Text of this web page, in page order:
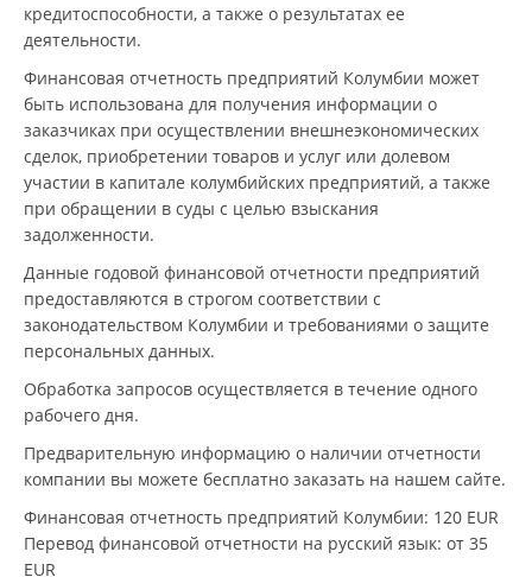
кредитоспособности, а также о результатах ее
деятельности.
Финансовая отчетность предприятий Колумбии может
быть использована для получения информации о
заказчиках при осуществлении внешнеэкономических
сделок, приобретении товаров и услуг или долевом
участии в капитале колумбийских предприятий, а также
при обращении в суды с целью взыскания
задолженности.
Данные годовой финансовой отчетности предприятий
предоставляются в строгом соответствии с
законодательством Колумбии и требованиями о защите
персональных данных.
Обработка запросов осуществляется в течение одного
рабочего дня.
Предварительную информацию о наличии отчетности
компании вы можете бесплатно заказать на нашем сайте.
Финансовая отчетность предприятий Колумбии: 120 EUR
Перевод финансовой отчетности на русский язык: от 35
EUR